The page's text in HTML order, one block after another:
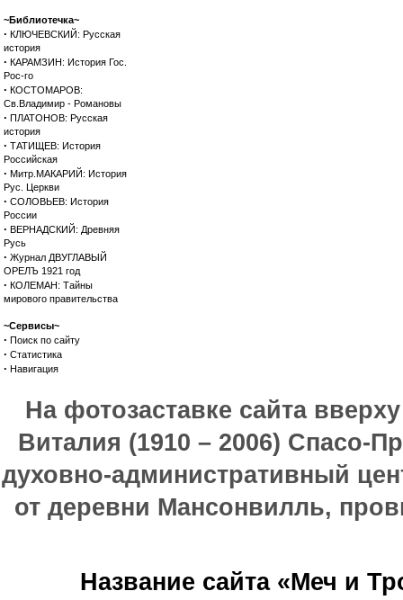
~Библиотечка~
· КЛЮЧЕВСКИЙ: Русская
история
· КАРАМЗИН: История Гос.
Рос-го
· КОСТОМАРОВ:
Св.Владимир - Романовы
· ПЛАТОНОВ: Русская
история
· ТАТИЩЕВ: История
Российская
· Митр.МАКАРИЙ: История
Рус. Церкви
· СОЛОВЬЕВ: История
России
· ВЕРНАДСКИЙ: Древняя
Русь
· Журнал ДВУГЛАВЫЙ
ОРЕЛЪ 1921 год
· КОЛЕМАН: Тайны
мирового правительства
~Сервисы~
· Поиск по сайту
· Статистика
· Навигация
На фотозаставке сайта
Виталия (1910 – 2006) Спасо-
духовно-административный
от деревни Мансонвилль,
Название сайта «Меч и